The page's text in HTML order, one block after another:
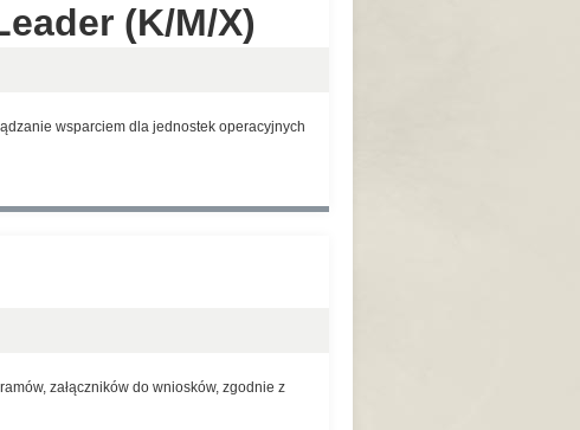
(K/M/X)
wsparciem dla jednostek operacyjnych
załączników do wniosków, zgodnie z